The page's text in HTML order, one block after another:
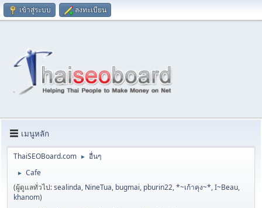
เข้าสู่ระบบ ลงทะเบียน
เมนูหลัก
ThaiSEOBoard.com ► อื่นๆ
►
Cafe
(ผู้ดูแลทั่วไป:sealinda, NineTua, bugmai, pburin22,*~เก้าคุง~*,I~Beau,
khanom)